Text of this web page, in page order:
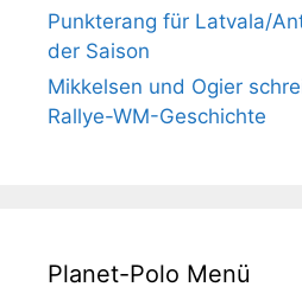
Punkterang für Latvala/
der Saison
Mikkelsen und Ogier
Rallye-WM-Geschichte
Planet-Polo Menü